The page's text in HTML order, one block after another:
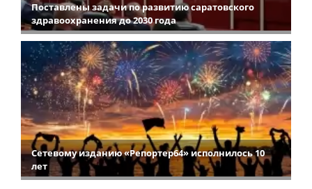
Поставлены задачи по развитию саратовского
здравоохранения до 2030 года
Сетевому изданию «Репортер64» исполнилось 10
лет